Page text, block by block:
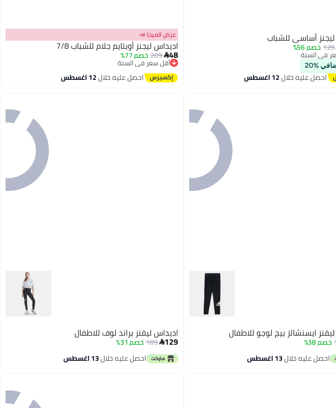
أساسي للشباب
129خصم 56%
في السنة
في السنة
%20
احصل عليه خلال12 اغسطس
عرض الميجا 📣
اديداس ليجنز أوبتايم جلام للشباب 7/8
48
209خصم 77%
أقل سعر في السنة
توصيل مجاني
أقل سعر في السنة
احصل عليه خلال12 اغسطس
ايسنشالز بيج لوجو للاطفال
خصم 38%
احصل عليه خلال13 اغسطس
اديداس ليقنز براند لوف للاطفال
129
189خصم 31%
احصل عليه خلال13 اغسطس